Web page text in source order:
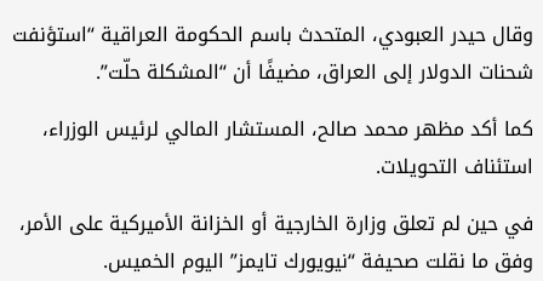
وقال حيدر العبودي، المتحدث باسم الحكومة العراقية “استؤنفت
شحنات الدولار إلى العراق، مضيفًا أن “المشكلة حلّت”.
كما أكد مظهر محمد صالح، المستشار المالي لرئيس الوزراء،
استئناف التحويلات.
في حين لم تعلق وزارة الخارجية أو الخزانة الأميركية على الأمر،
وفق ما نقلت صحيفة “نيويورك تايمز” اليوم الخميس.